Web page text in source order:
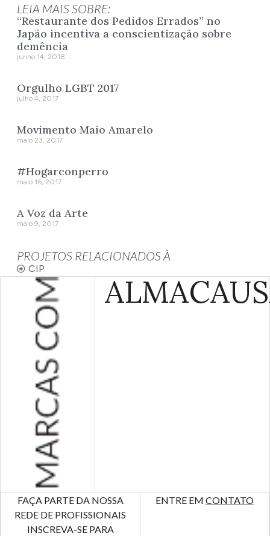
LEIA MAIS SOBRE:
“Restaurante dos Pedidos Errados” no
Japão incentiva a conscientização sobre
demência
junho 14, 2018
Orgulho LGBT 2017
julho 4, 2017
Movimento Maio Amarelo
maio 23, 2017
#Hogarconperro
maio 16, 2017
A Voz da Arte
maio 9, 2017
PROJETOS RELACIONADOS À
CIP
ALMA
FAÇA PARTE DA NOSSA
REDE DE PROFISSIONAIS
INSCREVA-SE PARA
ENTRE EM CONTATO